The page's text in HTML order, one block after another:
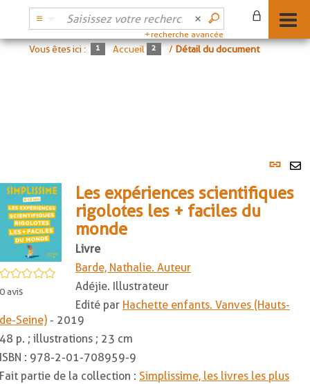
recherche avancée
Vous êtes ici : Accueil /Détail du document
Lien
5
0avis
Les expériences scientifiques
rigolotes les + faciles du
monde
Livre
Barde, Nathalie. Auteur
Adéjie. Illustrateur
Edité par Hachette enfants. Vanves (Hauts-
de-Seine) - 2019
48 p. ; illustrations ; 23 cm
ISBN : 978-2-01-708959-9
Fait partie de la collection : Simplissime, les livres les plus